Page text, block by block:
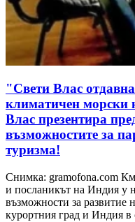
"Свети Влас
климатичен морски
Влас презентира
възможностите за
туризма!
Снимка: gramofona.com
и посланикът на Индия у
възможности за развитие
курортния град и Индия в